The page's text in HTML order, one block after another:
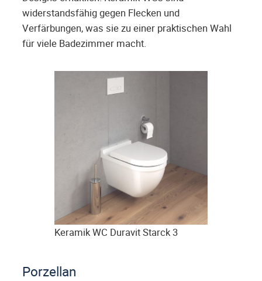
widerstandsfähig gegen Flecken und
Verfärbungen, was sie zu einer praktischen Wahl
für viele Badezimmer macht.
Keramik WC Duravit Starck 3
Porzellan